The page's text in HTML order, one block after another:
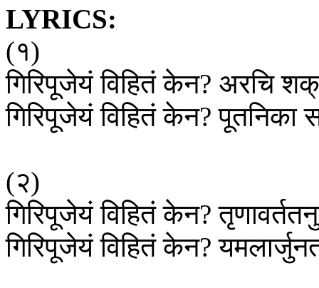
LYRICS:
(१)
गिरिपूजेयं विहितं केन? अरचि
गिरिपूजेयं विहितं केन?पूतनिका
(२)
गिरिपूजेयं विहितं केन?
गिरिपूजेयं विहितं केन?